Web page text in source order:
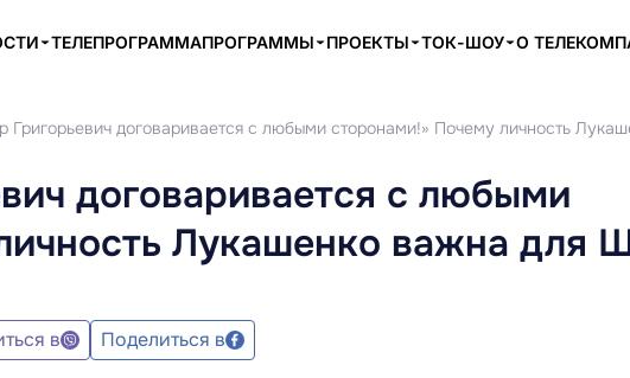
ТЕЛЕПРОГРАММАПРОГРАММЫ ПРОЕКТЫ ТОК-ШОУ О
Григорьевич договаривается с любыми сторонами!» Почему личность
договаривается с любыми
Лукашенко важна для
в Поделиться в